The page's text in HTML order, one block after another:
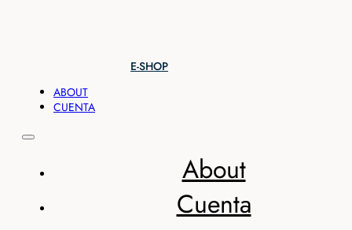
E-SHOP
ABOUT
CUENTA
About
Cuenta